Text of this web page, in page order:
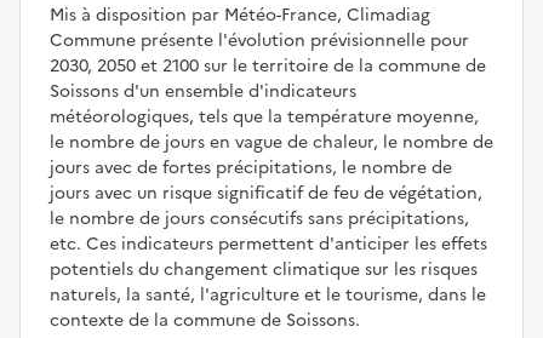
Mis à disposition par Météo-France, Climadiag
Commune présente l'évolution prévisionnelle pour
2030, 2050 et 2100 sur le territoire de la commune de
Soissons d'un ensemble d'indicateurs
météorologiques, tels que la température moyenne,
le nombre de jours en vague de chaleur, le nombre de
jours avec de fortes précipitations, le nombre de
jours avec un risque significatif de feu de végétation,
le nombre de jours consécutifs sans précipitations,
etc. Ces indicateurs permettent d'anticiper les effets
potentiels du changement climatique sur les risques
naturels, la santé, l'agriculture et le tourisme, dans le
contexte de la commune de Soissons.